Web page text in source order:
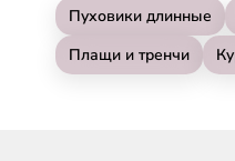
Пуховики длинные
Плащи и тренчи